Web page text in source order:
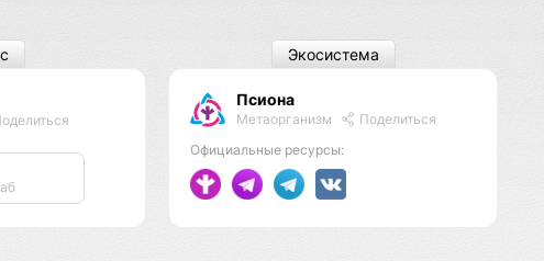
Псиона
Метаорганизм
Поделиться
Официальные ресурсы:
Экосистема